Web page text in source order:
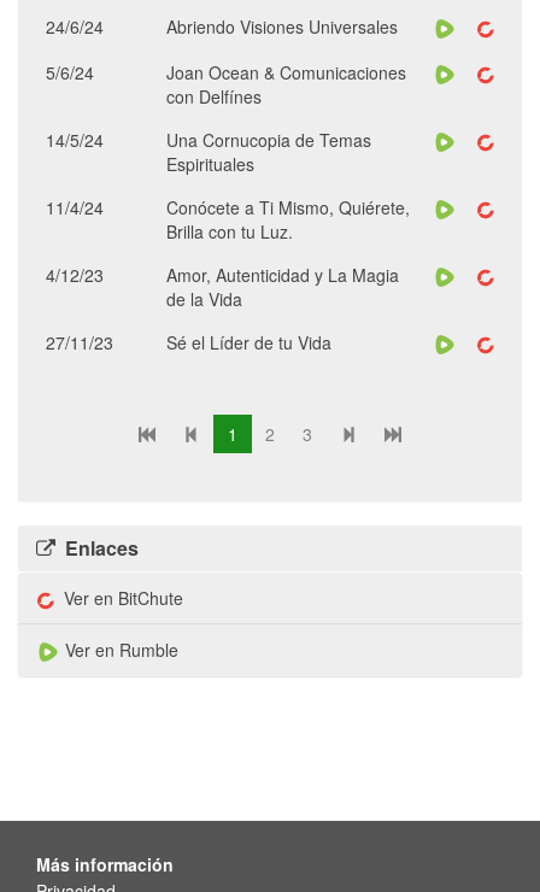
24/6/24
Abriendo Visiones Universales
5/6/24
Joan Ocean & Comunicaciones
con Delfínes
14/5/24
Una Cornucopia de Temas
Espirituales
11/4/24
Conócete a Ti Mismo, Quiérete,
Brilla con tu Luz.
4/12/23
Amor, Autenticidad y La Magia
de la Vida
27/11/23
Sé el Líder de tu Vida
1 2 3
Enlaces
Ver en BitChute
Ver en Rumble
Más información